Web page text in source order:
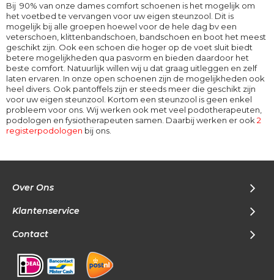
Bij 90% van onze dames comfort schoenen is het mogelijk om
het voetbed te vervangen voor uw eigen steunzool. Dit is
mogelijk bij alle groepen hoewel voor de hele dag bv een
veterschoen, klittenbandschoen, bandschoen en boot het meest
geschikt zijn. Ook een schoen die hoger op de voet sluit biedt
betere mogelijkheden qua pasvorm en bieden daardoor het
beste comfort. Natuurlijk willen wij u dat graag uitleggen en zelf
laten ervaren. In onze open schoenen zijn de mogelijkheden ook
heel divers. Ook pantoffels zijn er steeds meer die geschikt zijn
voor uw eigen steunzool. Kortom een steunzool is geen enkel
probleem voor ons. Wij werken ook met veel podotherapeuten,
podologen en fysiotherapeuten samen. Daarbij werken er ook2
registerpodologen bij ons.
Over Ons
Klantenservice
Contact